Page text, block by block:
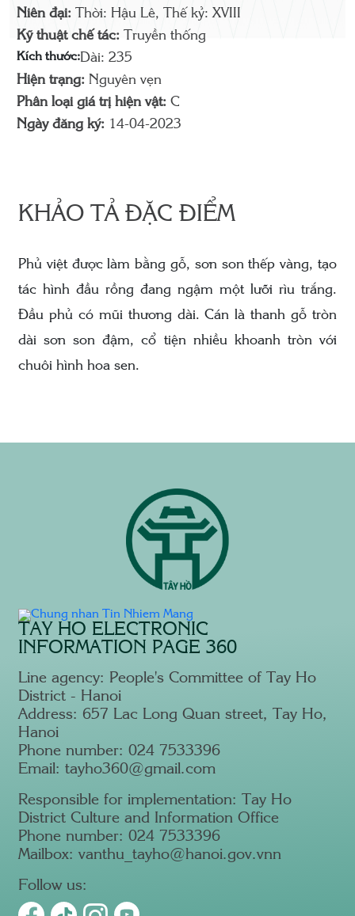
Niên đại: Thời: Hậu Lê, Thế kỷ: XVIII
Kỹ thuật chế tác: Truyền thống
Kích thước:Dài: 235
Hiện trạng:Nguyên vẹn
Phân loại giá trị hiện vật:C
Ngày đăng ký: 14-04-2023
KHẢO TẢ ĐẶC ĐIỂM
Phủ việt được làm bằng gỗ, sơn son thếp vàng, tạo
tác hình đầu rồng đang ngậm một lưỡi rìu trắng.
Đầu phủ có mũi thương dài. Cán là thanh gỗ tròn
dài sơn son đậm, cổ tiện nhiều khoanh tròn với
chuôi hình hoa sen.
TAY HO ELECTRONIC
INFORMATION PAGE 360
Line agency: People's Committee of Tay Ho
District - Hanoi
Address: 657 Lac Long Quan street, Tay Ho,
Hanoi
Phone number: 024 7533396
Email: tayho360@gmail.com
Responsible for implementation: Tay Ho
District Culture and Information Office
Phone number: 024 7533396
Mailbox: vanthu_tayho@hanoi.gov.vnn
Follow us: